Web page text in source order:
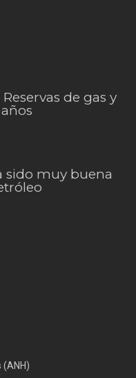
de gas y
sido muy buena
(ANH)